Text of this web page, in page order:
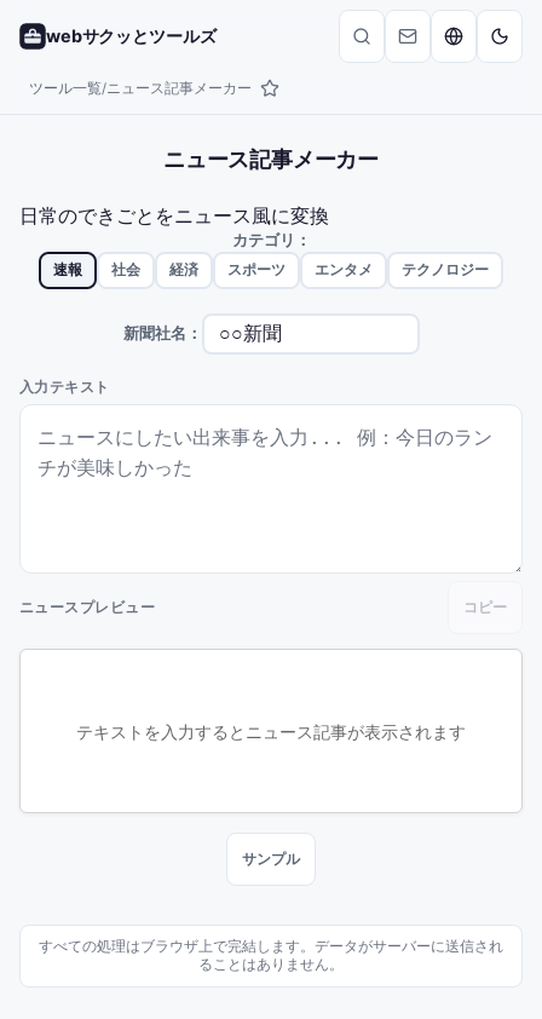
webサクッとツールズ
ツール一覧/ニュース記事メーカー
ニュース記事メーカー
日常のできごとをニュース風に変換
カテゴリ：
速報 社会 経済 スポーツ エンタメ テクノロジー
新聞社名：
入力テキスト
ニュースプレビュー コピー
テキストを入力するとニュース記事が表示されます
サンプル
すべての処理はブラウザ上で完結します。データがサーバーに送信され
ることはありません。